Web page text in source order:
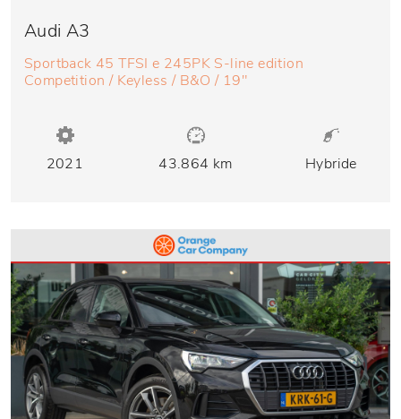
Audi A3
Sportback 45 TFSI e 245PK S-line edition
Competition / Keyless / B&O / 19"
2021 43.864 km Hybride